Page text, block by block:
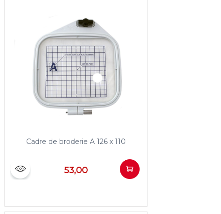
Cadre de broderie A 126 x 110
53,00